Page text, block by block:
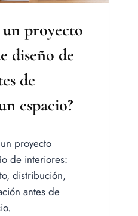
proyecto
diseño de
de
espacio?
proyecto
de interiores:
distribución,
antes de